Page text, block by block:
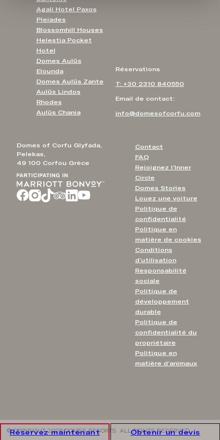
Domes of Corfu Glyfada,
Pelekas,
49 100 Corfou Grèce
Contact
FAQ
Rejoignez l’Inner
Circle
Domes Stories
Louez une voiture
Politique de
confidentialité
Politique en
matière de cookies
Conditions
d’utilisation
Responsabilité
sociale
Politique de
développement
durable
Politique de
confidentialité du
propriétaire
Politique en
matière d’animaux
Réservations
T: +30 2310 840550
Email de contact:
info@domesofcorfu.com
Agali Hotel Paxos
Pleiades
Blossomhill Houses
Helestia Pocket
Hotel
Domes Aulūs
Elounda
Domes Aulūs Zante
Aulūs Lindos
Rhodes
Aulūs Chania
© COPYRIGHT 2026 DOMES RESORTS. ALL RIGHTS RESERVED
Réservez maintenant Obtenir un devis